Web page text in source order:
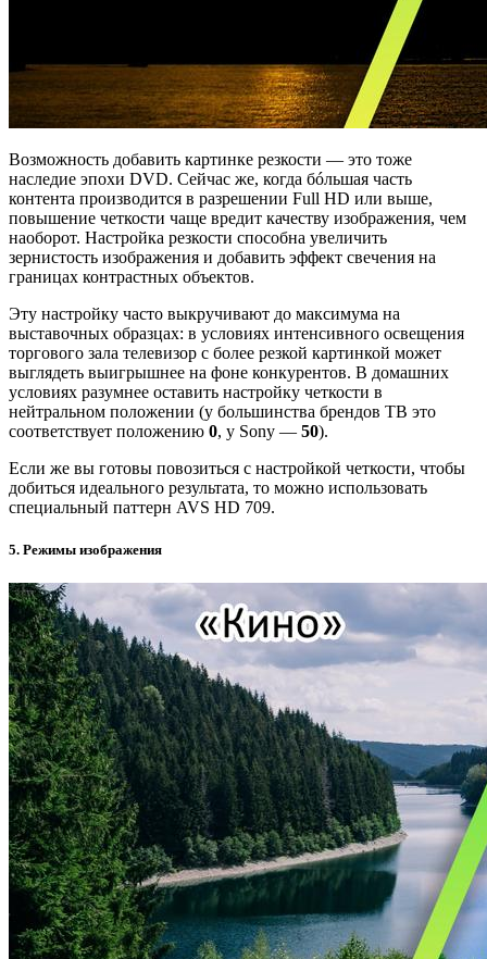
Возможность добавить картинке резкости — это тоже
наследие эпохи DVD. Сейчас же, когда бóльшая часть
контента производится в разрешении Full HD или выше,
повышение четкости чаще вредит качеству изображения, чем
наоборот. Настройка резкости способна увеличить
зернистость изображения и добавить эффект свечения на
границах контрастных объектов.
Эту настройку часто выкручивают до максимума на
выставочных образцах: в условиях интенсивного освещения
торгового зала телевизор с более резкой картинкой может
выглядеть выигрышнее на фоне конкурентов. В домашних
условиях разумнее оставить настройку четкости в
нейтральном положении (у большинства брендов ТВ это
соответствует положению 0, у Sony — 50).
Если же вы готовы повозиться с настройкой четкости, чтобы
добиться идеального результата, то можно использовать
специальный паттерн AVS HD 709.
5. Режимы изображения